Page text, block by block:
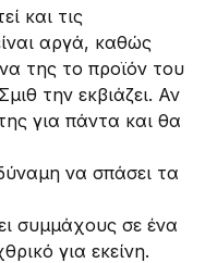
και τις
αργά, καθώς
της το προϊόν του
την εκβιάζει. Αν
για πάντα και θα
να σπάσει τα
συμμάχους σε ένα
για εκείνη.